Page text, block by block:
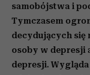
samobójstwa i
Tymczasem
decydujących się
osoby w depresji
depresji.